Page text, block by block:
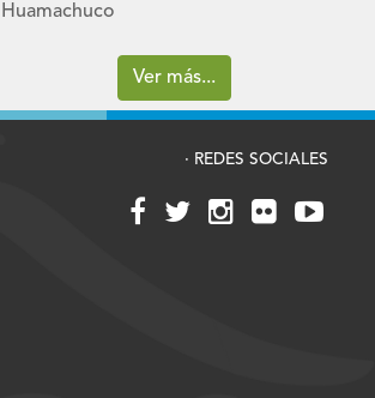
Huamachuco
Ver más...
· REDES SOCIALES